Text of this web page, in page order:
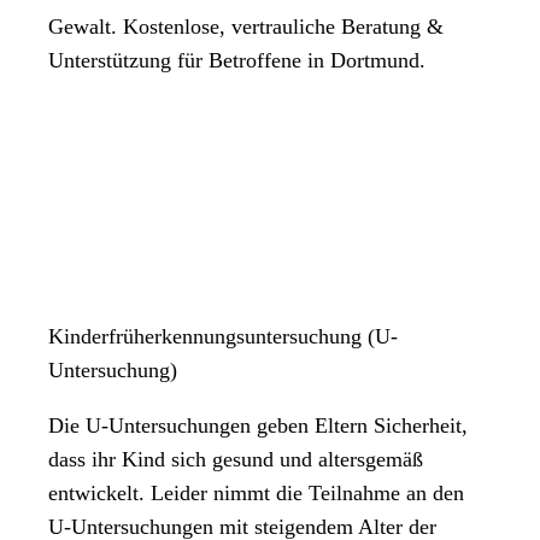
Gewalt. Kostenlose, vertrauliche Beratung &
Unterstützung für Betroffene in Dortmund.
Kinderfrüherkennungsuntersuchung (U-
Untersuchung)
Die U-Untersuchungen geben Eltern Sicherheit,
dass ihr Kind sich gesund und altersgemäß
entwickelt. Leider nimmt die Teilnahme an den
U-Untersuchungen mit steigendem Alter der